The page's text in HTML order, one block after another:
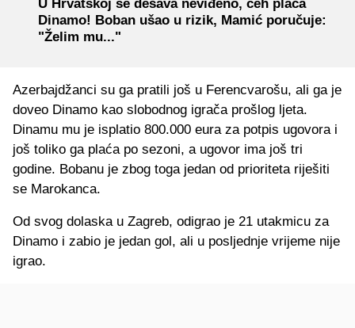
U Hrvatskoj se dešava neviđeno, ceh plaća
Dinamo! Boban ušao u rizik, Mamić poručuje:
"Želim mu..."
Azerbajdžanci su ga pratili još u Ferencvarošu, ali ga je
doveo Dinamo kao slobodnog igrača prošlog ljeta.
Dinamu mu je isplatio 800.000 eura za potpis ugovora i
još toliko ga plaća po sezoni, a ugovor ima još tri
godine. Bobanu je zbog toga jedan od prioriteta riješiti
se Marokanca.
Od svog dolaska u Zagreb, odigrao je 21 utakmicu za
Dinamo i zabio je jedan gol, ali u posljednje vrijeme nije
igrao.